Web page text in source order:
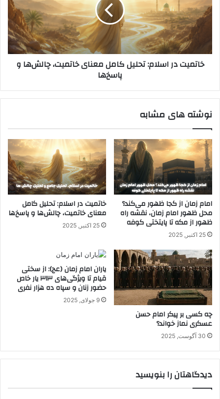
کامل
معنای
خاتمیت،
چالش‌ها
و
پاسخ‌ها
خاتمیت در اسلام: تحلیل کامل معنای خاتمیت، چالش‌ها و
پاسخ‌ها
نوشته های مشابه
امام زمان از کجا ظهور می‌کند؟
محل ظهور امام زمان، نقشه راه
ظهور از مکه تا پایتختی کوفه
25 اکتبر, 2025
خاتمیت در اسلام: تحلیل کامل
معنای خاتمیت، چالش‌ها و پاسخ‌ها
25 اکتبر, 2025
چه کسی بر پیکر امام حسن
عسکری نماز خواند؟
30 آگوست, 2025
یاران امام زمان (عج): از سختی
قیام تا ویژگی‌های ۳۱۳ یار خاص
حضور زنان و سپاه ده هزار نفری
9 جولای, 2025
دیدگاهتان را بنویسید